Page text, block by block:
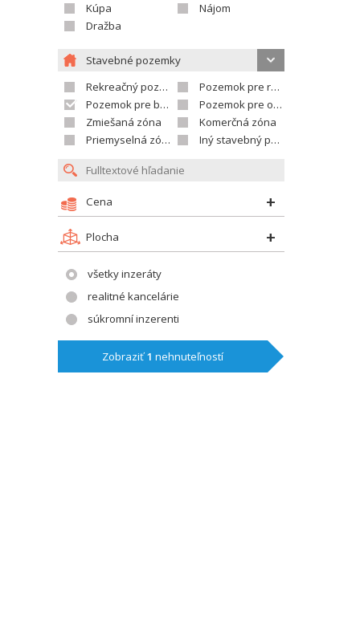
Kúpa
Nájom
Dražba
Stavebné pozemky
Rekreačný pozemok
Pozemok pre rodinné domy
Pozemok pre bytovú výstavbu
Pozemok pre občian.vybavenosť
Zmiešaná zóna
Komerčná zóna
Priemyselná zóna
Iný stavebný pozemok
Cena
Plocha
všetky inzeráty
realitné kancelárie
súkromní inzerenti
Zobraziť1 nehnuteľností